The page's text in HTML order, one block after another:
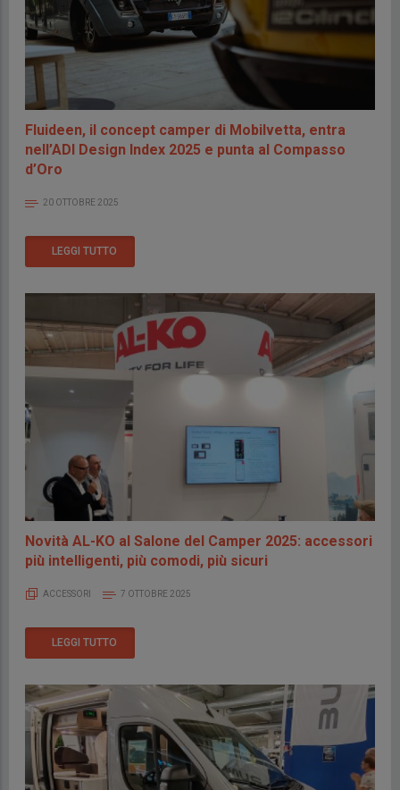
Fluideen, il concept camper di Mobilvetta, entra
nell’ADI Design Index 2025 e punta al Compasso
d’Oro
20 OTTOBRE 2025
LEGGI TUTTO
Novità AL-KO al Salone del Camper 2025: accessori
più intelligenti, più comodi, più sicuri
ACCESSORI 7 OTTOBRE 2025
LEGGI TUTTO